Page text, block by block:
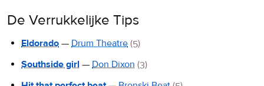
De Verrukkelijke Tips
Eldorado — Drum Theatre (5)
Southside girl — Don Dixon (3)